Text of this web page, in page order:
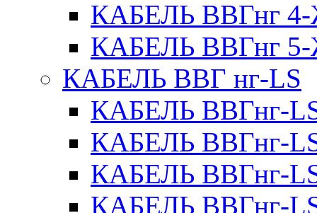
КАБЕЛЬ ВВГнг
КАБЕЛЬ ВВГнг
КАБЕЛЬ ВВГ нг-LS
КАБЕЛЬ ВВГнг-
КАБЕЛЬ ВВГнг-
КАБЕЛЬ ВВГнг-
КАБЕЛЬ ВВГнг-